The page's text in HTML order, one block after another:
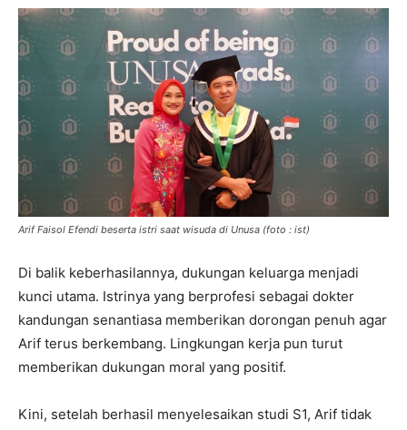
Arif Faisol Efendi beserta istri saat wisuda di Unusa (foto : ist)
Di balik keberhasilannya, dukungan keluarga menjadi
kunci utama. Istrinya yang berprofesi sebagai dokter
kandungan senantiasa memberikan dorongan penuh agar
Arif terus berkembang. Lingkungan kerja pun turut
memberikan dukungan moral yang positif.
Kini, setelah berhasil menyelesaikan studi S1, Arif tidak